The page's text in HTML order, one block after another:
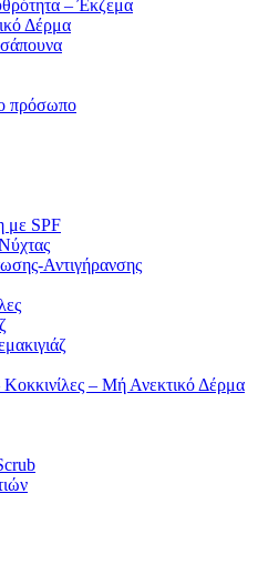
– Έκζεμα
Δέρμα
πρόσωπο
με SPF
Αντιγήρανσης
Κοκκινίλες – Μή Ανεκτικό Δέρμα